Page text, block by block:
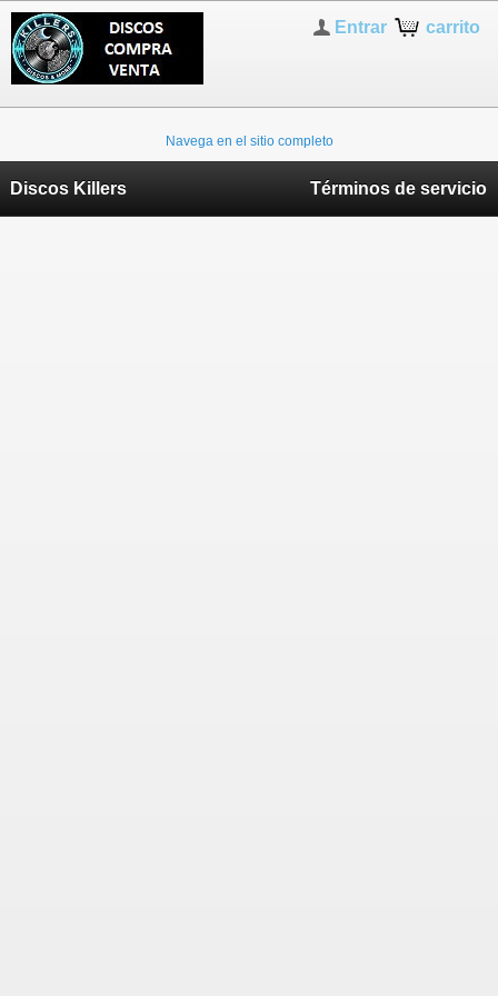
carrito
Entrar
Navega en el sitio completo
Discos Killers Términos de servicio